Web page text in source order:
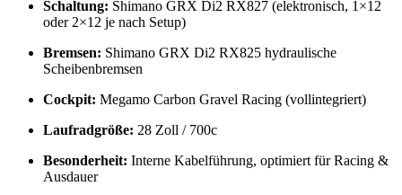
Schaltung: Shimano GRX Di2 RX827 (elektronisch, 1×12
oder 2×12 je nach Setup)
Bremsen: Shimano GRX Di2 RX825 hydraulische
Scheibenbremsen
Cockpit: Megamo Carbon Gravel Racing (vollintegriert)
Laufradgröße: 28 Zoll / 700c
Besonderheit: Interne Kabelführung, optimiert für Racing &
Ausdauer